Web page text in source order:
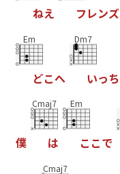
ねえ フ レンズ
Em
どこへ
Dm7
いっち
僕
Cmaj7
は
Em
こ こで
Cmaj7